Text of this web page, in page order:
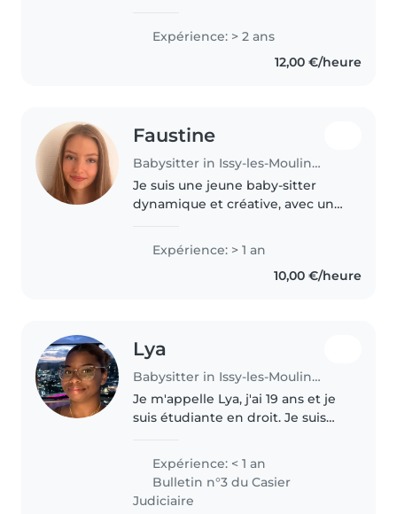
partiel et surtout le samedi et le
dimanche. Je possède une
expérience en garde d'enfants..
Expérience: > 2 ans
12,00 €/heure
Faustine
Babysitter in Issy-les-Moulineaux
Je suis une jeune baby-sitter
dynamique et créative, avec un
année d'expérience en garde
d'enfants, principalement avec
des enfants d'âge préscolaire..
Expérience: > 1 an
10,00 €/heure
Lya
Babysitter in Issy-les-Moulineaux
Je m'appelle Lya, j'ai 19 ans et je
suis étudiante en droit. Je suis
peux le récupérer à l'école et
passer l'après-midi..
Expérience: < 1 an
Bulletin n°3 du Casier
Judiciaire